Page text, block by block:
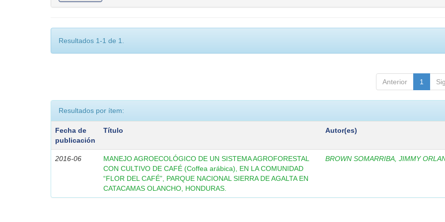
Resultados 1-1 de 1.
Anterior 1
Resultados por ítem:
Fecha de
publicación
Título Autor(es)
2016-06
MANEJO AGROECOLÓGICO DE UN SISTEMA AGROFORESTAL
CON CULTIVO DE CAFÉ (Coffea arábica), EN LA COMUNIDAD
“FLOR DEL CAFÉ”, PARQUE NACIONAL SIERRA DE AGALTA EN
CATACAMAS OLANCHO, HONDURAS.
BROWN SOMARRIBA, JIMMY